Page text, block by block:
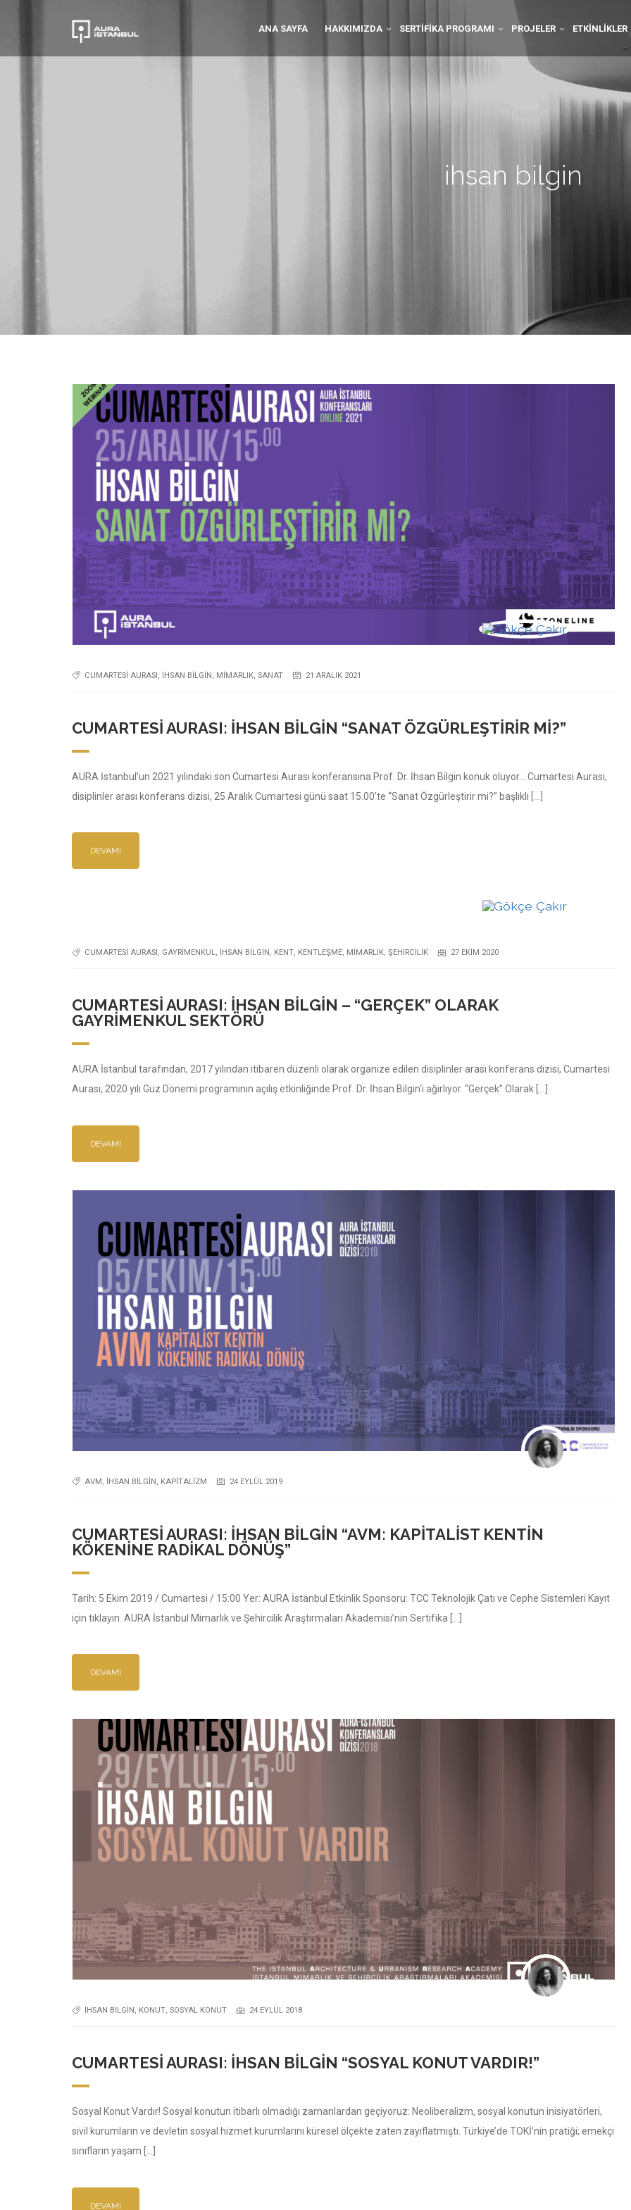
ANA SAYFA HAKKIMIZDA SERTIFIKA PROGRAMI PROJELER ETKINLIKLER
CUMARTESI AURASI, IHSAN BILGIN, MIMARLIK, SANAT 21 ARALIK 2021
CUMARTESI AURASI: İHSAN BILGIN “SANAT ÖZGÜRLEŞTIRIR MI?”
AURA İstanbul’un 2021 yılındaki son Cumartesi Aurası konferansına Prof. Dr. İhsan Bilgin konuk oluyor… Cumartesi Aurası,
disiplinler arası konferans dizisi, 25 Aralık Cumartesi günü saat 15.00’te “Sanat Özgürleştirir mi?” başlıklı […]
DEVAMI
CUMARTESI AURASI , GAYRIMENKUL, IHSAN BILGIN , KENT, KENTLEŞME, MIMARLIK, ŞEHIRCILIK 27 EKIM 2020
CUMARTESI AURASI: İHSAN BILGIN – “GERÇEK” OLARAK
GAYRIMENKUL SEKTÖRÜ
AURA İstanbul tarafından, 2017 yılından itibaren düzenli olarak organize edilen disiplinler arası konferans dizisi, Cumartesi
Aurası, 2020 yılı Güz Dönemi programının açılış etkinliğinde Prof. Dr. İhsan Bilgin‘i ağırlıyor. “Gerçek” Olarak […]
DEVAMI
AVM IHSAN BILGIN KAPITALIZM 24 EYLÜL 2019
CUMARTESI AURASI: İHSAN BILGIN “AVM: KAPITALIST KENTIN
KÖKENINE RADIKAL DÖNÜŞ”
Tarih: 5 Ekim 2019 / Cumartesi / 15:00 Yer: AURA İstanbul Etkinlik Sponsoru: TCC Teknolojik Çatı ve Cephe Sistemleri Kayıt
için tıklayın. AURA İstanbul Mimarlık ve Şehircilik Araştırmaları Akademisi’nin Sertifika […]
DEVAMI
IHSAN BILGIN, KONUT, SOSYAL KONUT 24 EYLÜL 2018
CUMARTESI AURASI: İHSAN BILGIN “SOSYAL KONUT VARDIR!”
Sosyal Konut Vardır! Sosyal konutun itibarlı olmadığı zamanlardan geçiyoruz: Neoliberalizm, sosyal konutun inisiyatörleri,
sivil kurumların ve devletin sosyal hizmet kurumlarını küresel ölçekte zaten zayıflatmıştı. Türkiye’de TOKİ’nin pratiği; emekçi
sınıfların yaşam […]
DEVAMI